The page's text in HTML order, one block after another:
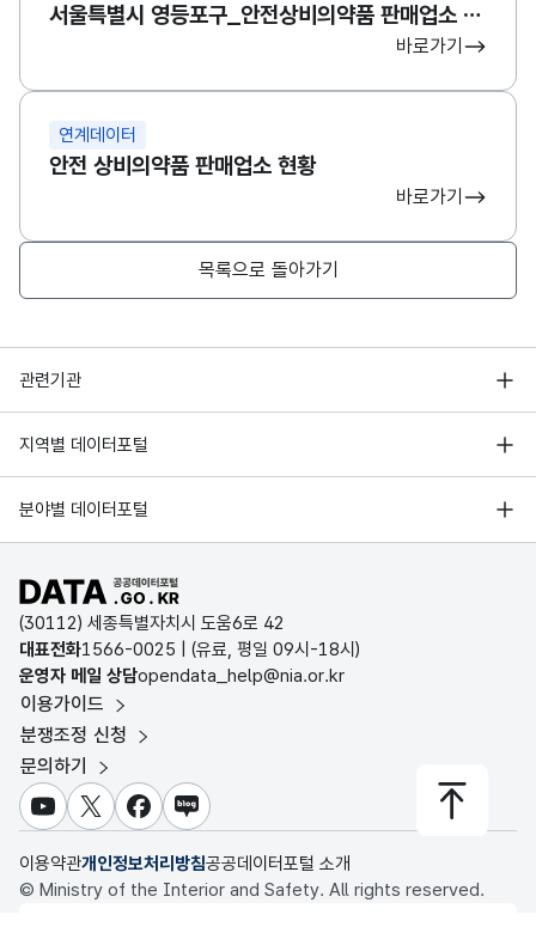
서울특별시 영등포구_안전상비의약품 판매업소 인허가 정보
바로가기
연계데이터
안전 상비의약품 판매업소 현황
바로가기
목록으로 돌아가기
관련기관
행정안전부
한국지능정보사회진흥원
국가정보자원관리원
지역별 데이터포털
서울 열린데이터광장
경기데이터드림
D-데이터허브
인천데이터포털
울산광역시 데이터포털
전남광주통합특별시 빅데이터 플랫폼
대전광역시 데이터포털
세종특별자치시 데이터포털
충청북도 데이터허브
분야별 데이터포털
기상자료개방포털
국토교통부 공간정보오픈플랫폼
환경부 환경데이터포털
문화데이터광장
농림축산식품 공공데이터포털
보건의료빅데이터개방시스템
식품의약품안전처 데이터포털
교육통계서비스
공공데이터포털 바로가기
(30112) 세종특별자치시 도움6로 42
대표전화1566-0025 | (유료, 평일 09시-18시)
운영자 메일 상담opendata_help@nia.or.kr
이용가이드
분쟁조정 신청
문의하기
유튜브X 페이스북
블로그
이용약관개인정보처리방침공공데이터포털 소개
© Ministry of the Interior and Safety. All rights reserved.